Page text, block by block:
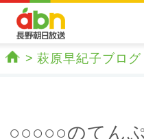
萩原早紀子ブログ
○○○○○のてん